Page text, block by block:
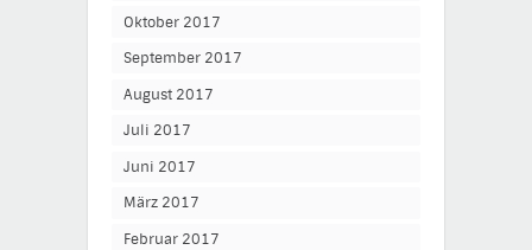
Oktober 2017
September 2017
August 2017
Juli 2017
Juni 2017
März 2017
Februar 2017